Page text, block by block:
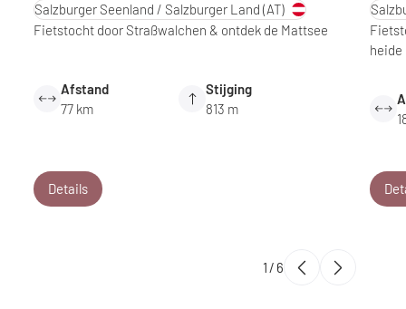
Salzburger Seenland / Salzburger Land (AT)
Fietstocht door Straßwalchen & ontdek de Mattsee
Afstand
77 km
Stijging
813 m
Details
1 / 6